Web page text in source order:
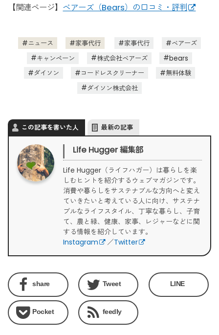
【関連ページ】 ベアーズ（Bears）の口コミ・評判
ニュース 家事代行 家事代行
ベアーズ
キャンペーン
株式会社ベアーズ
bears
ダイソン
コードレスクリーナー
無料体験
ダイソン株式会社
この記事を書いた人 最新の記事
Life Hugger 編集部
Life Hugger（ライフハガー）は暮らしを楽
しむヒントを紹介するウェブマガジンです。
消費や暮らしをサステナブルな方向へと変え
ていきたいと考えている人に向け、サステナ
ブルなライフスタイル、丁寧な暮らし、子育
て、農と緑、健康、家事、レジャーなどに関
する情報を紹介しています。
Instagram
／Twitter
share Tweet LINE
Pocket feedly